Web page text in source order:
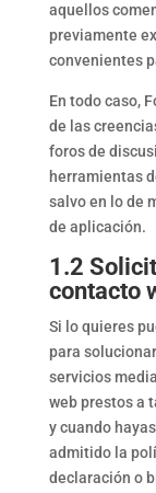
aquellos
previamente
convenientes
En todo caso,
de las
foros de
herramientas
salvo en lo de
de aplicación.
1.2
contacto
Si lo quieres
para
servicios
web prestos a
y cuando
admitido la
declaración o